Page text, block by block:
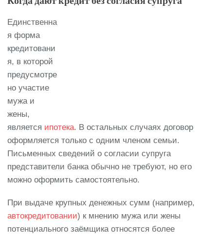
Единственна
я форма
кредитовани
я, в которой
предусмотре
но участие
мужа и
жены,
является ипотека. В остальных случаях договор
оформляется только с одним членом семьи.
Письменных сведений о согласии супруга
представители банка обычно не требуют, но его
можно оформить самостоятельно.
При выдаче крупных денежных сумм (например,
автокредитовании) к мнению мужа или жены
потенциального заёмщика относятся более